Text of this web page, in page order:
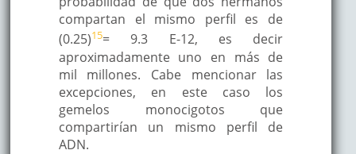
compartan el mismo perfil es de
(0.25)15= 9.3 E-12, es decir
aproximadamente uno en más de
mil millones. Cabe mencionar las
excepciones, en este caso los
gemelos monocigotos que
compartirían un mismo perfil de
ADN.